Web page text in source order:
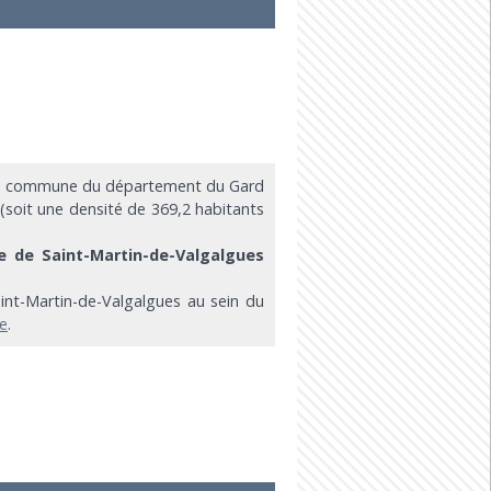
du département du Gard
une densité de 369,2 habitants
Saint-Martin-de-Valgalgues
Martin-de-Valgalgues au sein du
.